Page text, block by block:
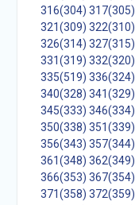
316(304) 317(305)
321(309) 322(310)
326(314) 327(315)
331(319) 332(320)
335(519) 336(324)
340(328) 341(329)
345(333) 346(334)
350(338) 351(339)
356(343) 357(344)
361(348) 362(349)
366(353) 367(354)
371(358) 372(359)